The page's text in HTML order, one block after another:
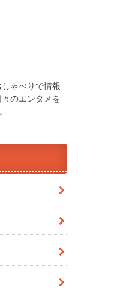
ゃべりで情報
のエンタメを